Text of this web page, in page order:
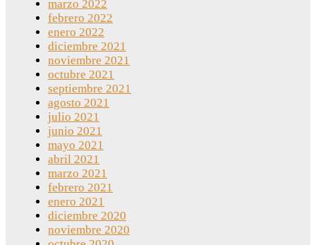
marzo 2022
febrero 2022
enero 2022
diciembre 2021
noviembre 2021
octubre 2021
septiembre 2021
agosto 2021
julio 2021
junio 2021
mayo 2021
abril 2021
marzo 2021
febrero 2021
enero 2021
diciembre 2020
noviembre 2020